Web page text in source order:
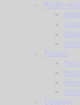
Radio
Prsluci
Džepovi